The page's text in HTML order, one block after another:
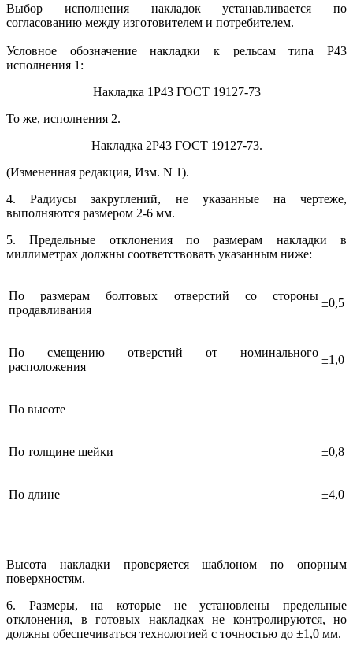
Выбор исполнения накладок устанавливается по
согласованию между изготовителем и потребителем.
Условное обозначение накладки к рельсам типа Р43
исполнения 1:
Накладка 1Р43 ГОСТ 19127-73
То же, исполнения 2.
Накладка 2Р43 ГОСТ 19127-73.
(Измененная редакция, Изм. N 1).
4. Радиусы закруглений, не указанные на чертеже,
выполняются размером 2-6 мм.
5. Предельные отклонения по размерам накладки в
миллиметрах должны соответствовать указанным ниже:
По размерам болтовых отверстий со стороны
продавливания
±0,5
По смещению отверстий от номинального
расположения
±1,0
По высоте
По толщине шейки ±0,8
По длине ±4,0
Высота накладки проверяется шаблоном по опорным
поверхностям.
6. Размеры, на которые не установлены предельные
отклонения, в готовых накладках не контролируются, но
должны обеспечиваться технологией с точностью до ±1,0 мм.